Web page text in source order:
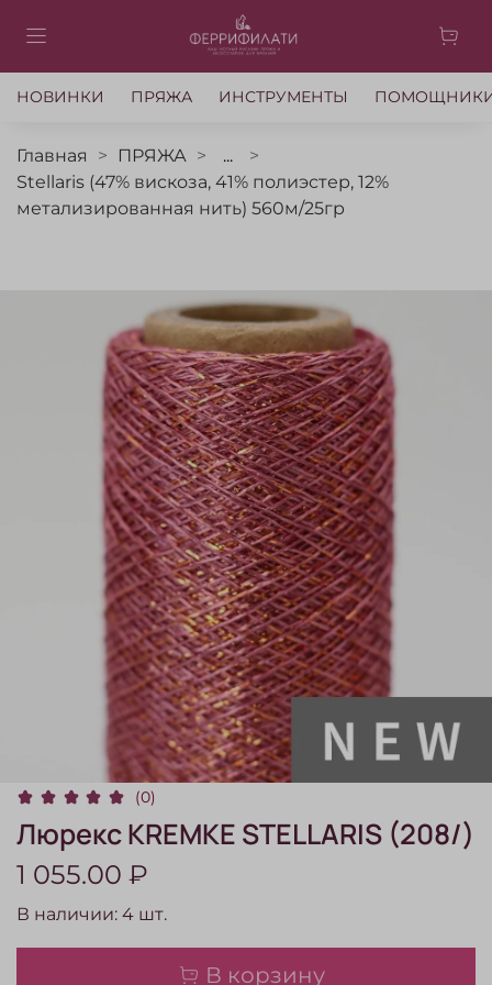
НОВИНКИ ПРЯЖА ИНСТРУМЕНТЫ
Главная ПРЯЖА
...
Stellaris (47% вискоза, 41% полиэстер, 12%
метализированная нить) 560м/25гр
(0)
Люрекс KREMKE STELLARIS (208/)
1 055.00 ₽
В наличии: 4 шт.
В корзину